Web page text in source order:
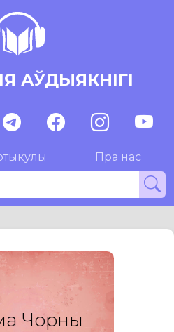
АЎДЫЯКНІГІ
Пра нас
Чорны